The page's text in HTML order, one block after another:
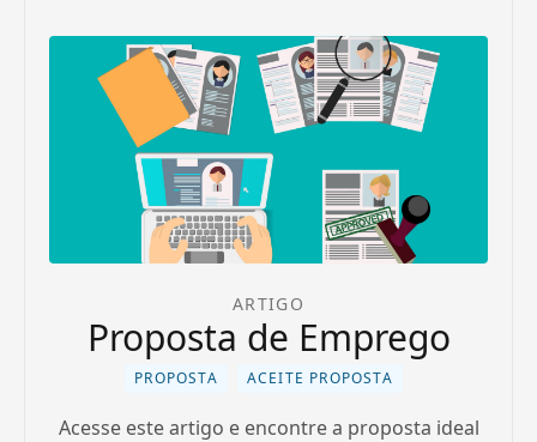
ARTIGO
Proposta de Emprego
PROPOSTA ACEITE PROPOSTA
Acesse este artigo e encontre a proposta ideal